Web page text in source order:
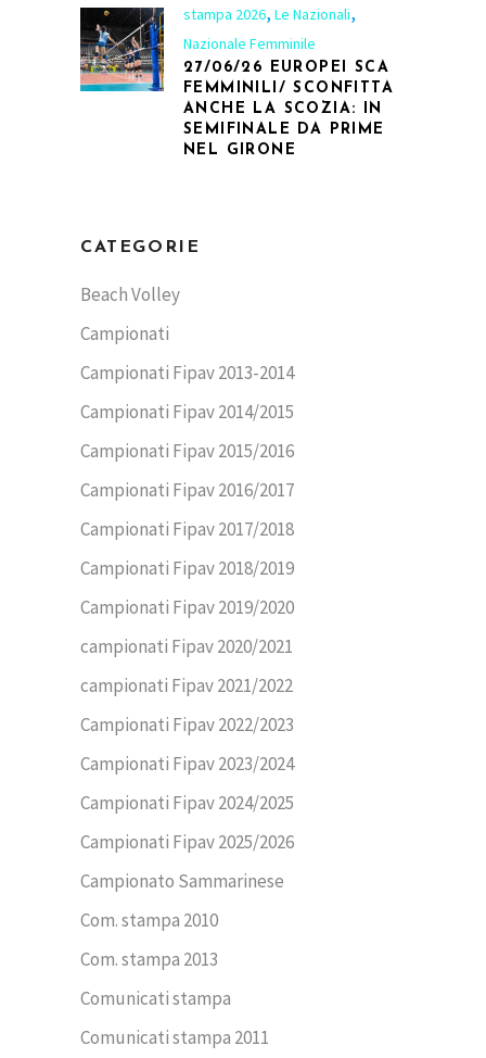
stampa 2026, Le Nazionali,
Nazionale Femminile
27/06/26 EUROPEI SCA
FEMMINILI/ SCONFITTA
ANCHE LA SCOZIA: IN
SEMIFINALE DA PRIME
NEL GIRONE
CATEGORIE
Beach Volley
Campionati
Campionati Fipav 2013-2014
Campionati Fipav 2014/2015
Campionati Fipav 2015/2016
Campionati Fipav 2016/2017
Campionati Fipav 2017/2018
Campionati Fipav 2018/2019
Campionati Fipav 2019/2020
campionati Fipav 2020/2021
campionati Fipav 2021/2022
Campionati Fipav 2022/2023
Campionati Fipav 2023/2024
Campionati Fipav 2024/2025
Campionati Fipav 2025/2026
Campionato Sammarinese
Com. stampa 2010
Com. stampa 2013
Comunicati stampa
Comunicati stampa 2011